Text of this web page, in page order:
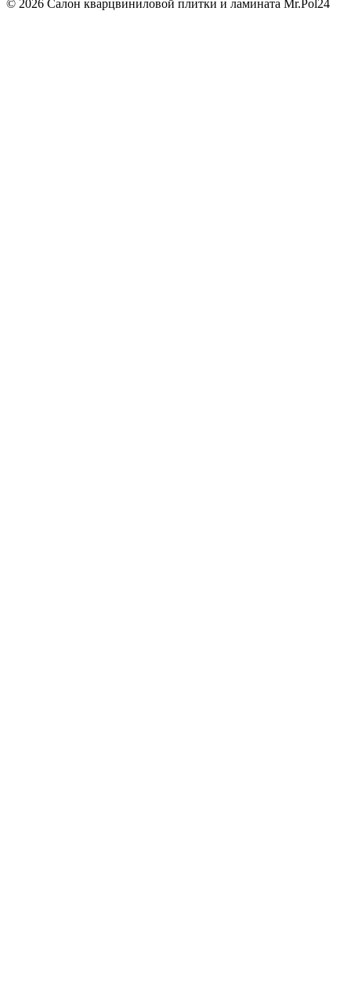
© 2026 Салон кварцвиниловой плитки и ламината Mr.Pol24